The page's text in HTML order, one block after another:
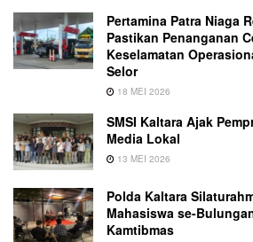
Pertamina Patra Niaga
Pastikan Penanganan
Keselamatan
Selor
18 MEI 2026
SMSI Kaltara Ajak
Media Lokal
13 MEI 2026
Polda Kaltara
Mahasiswa se-
Kamtibmas